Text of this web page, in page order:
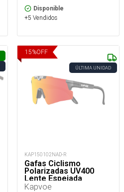
Disponible
+5 Vendidos
15%OFF
ÚLTIMA UNIDAD
KAP150102NAD-R
Gafas Ciclismo
Polarizadas UV400
Lente Espejada
Ajustables
Kapvoe